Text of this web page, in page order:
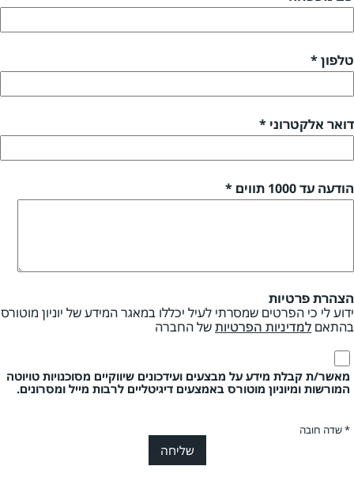
טלפון *
דואר אלקטרוני *
הודעה עד 1000 תווים *
הצהרת פרטיות
ידוע לי כי הפרטים שמסרתי לעיל יכללו במאגר המידע של יוניון מוטורס
בהתאם למדיניות הפרטיותשל החברה
מאשר/ת קבלת מידע על מבצעים ועידכונים שיווקיים מסוכנויות טויוטה
המורשות ומיוניון מוטורס באמצעים דיגיטליים לרבות מייל ומסרונים.
* שדה חובה